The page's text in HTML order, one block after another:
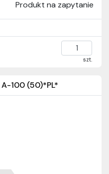
Produkt na zapytanie
szt.
A-100 (50)*PL*